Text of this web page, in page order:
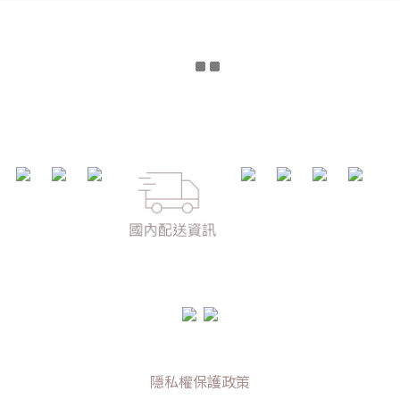
隱私權保護政策